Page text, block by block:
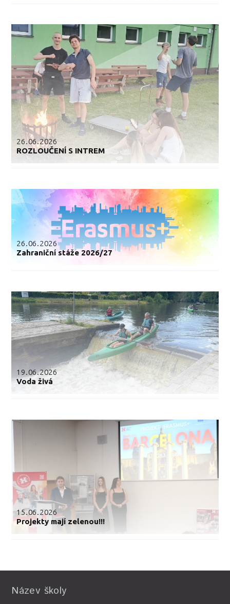
26.06.2026
ROZLOUČENÍ S INTREM
26.06.2026
Zahraniční stáže 2026/27
19.06.2026
Voda živá
15.06.2026
Projekty mají zelenou!!!
Název školy